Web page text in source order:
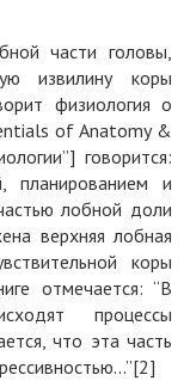
части головы,
извилину коры
физиология о
of Anatomy &
говорится:
планированием и
лобной доли
верхняя лобная
коры
отмечается: “В
процессы
что эта часть
[2]